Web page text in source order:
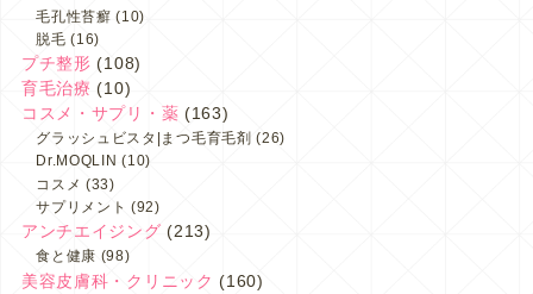
毛孔性苔癬 (10)
脱毛 (16)
プチ整形 (108)
育毛治療 (10)
コスメ・サプリ・薬 (163)
グラッシュビスタ|まつ毛育毛剤 (26)
Dr.MOQLIN (10)
コスメ (33)
サプリメント (92)
アンチエイジング (213)
食と健康 (98)
美容皮膚科・クリニック (160)